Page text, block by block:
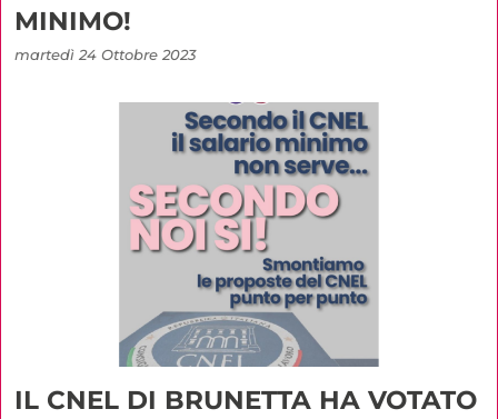
MINIMO!
martedì 24 Ottobre 2023
IL CNEL DI BRUNETTA HA VOTATO